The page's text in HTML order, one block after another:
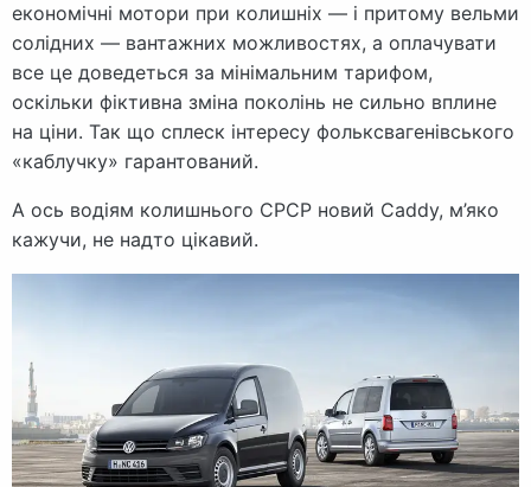
економічні мотори при колишніх — і притому вельми
солідних — вантажних можливостях, а оплачувати
все це доведеться за мінімальним тарифом,
оскільки фіктивна зміна поколінь не сильно вплине
на ціни. Так що сплеск інтересу фольксвагенівського
«каблучку» гарантований.
А ось водіям колишнього СРСР новий Caddy, м’яко
кажучи, не надто цікавий.